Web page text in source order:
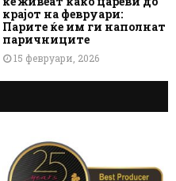
крајот на февруари:
Парите ќе им ги наполнат
паричниците
15 февруари, 2026